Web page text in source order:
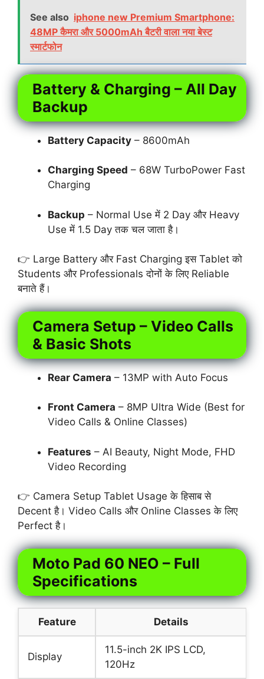
See also iphone new Premium Smartphone:
48MP कैमरा और 5000mAh बैटरी वाला नया बेस्ट
स्मार्टफोन
Battery & Charging – All Day
Backup
Battery Capacity – 8600mAh
Charging Speed – 68W TurboPower Fast
Charging
Backup – Normal Use में 2 Day और Heavy
Use में 1.5 Day तक चल जाता है।
👉 Large Battery और Fast Charging इस Tablet को
Students और Professionals दोनों के लिए Reliable
बनाते हैं।
Camera Setup – Video Calls
& Basic Shots
Rear Camera – 13MP with Auto Focus
Front Camera – 8MP Ultra Wide (Best for
Video Calls & Online Classes)
Features – AI Beauty, Night Mode, FHD
Video Recording
👉 Camera Setup Tablet Usage के हिसाब से
Decent है। Video Calls और Online Classes के लिए
Perfect है।
Moto Pad 60 NEO – Full
Specifications
Feature Details
Display
11.5-inch 2K IPS LCD,
120Hz